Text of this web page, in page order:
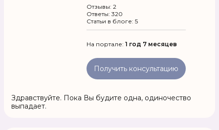
Отзывы: 2
Ответы: 320
Статьи в блоге: 5
На портале: 1 год 7 месяцев
Получить консультацию
Здравствуйте. Пока Вы будите одна, одиночество
выпадает.